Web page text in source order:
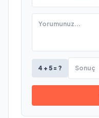
4 + 5 = ?